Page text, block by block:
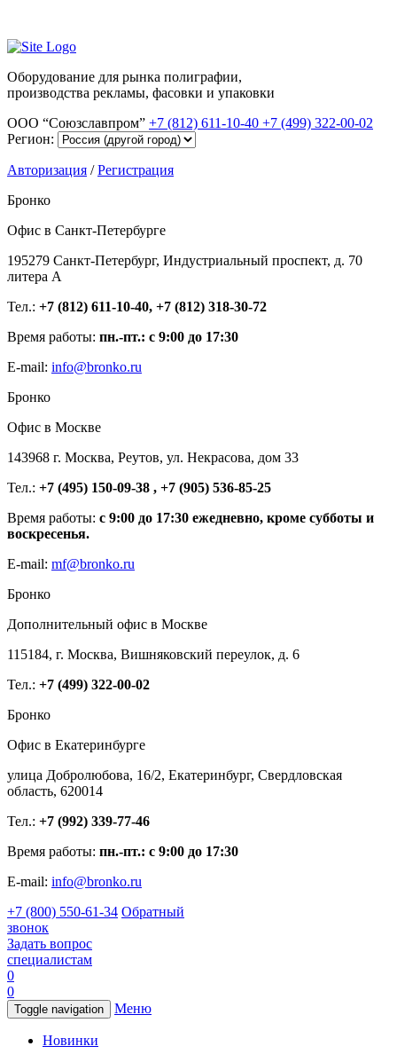
Оборудование для рынка полиграфии,
производства рекламы, фасовки и упаковки
ООО “Союзславпром” +7 (812) 611-10-40 +7 (499) 322-00-02
Регион:
Авторизация /Регистрация
Бронко
Офис в Санкт-Петербурге
195279 Санкт-Петербург, Индустриальный проспект, д. 70
литера А
Тел.: +7 (812) 611-10-40, +7 (812) 318-30-72
Время работы: пн.-пт.: с 9:00 до 17:30
E-mail: info@bronko.ru
Бронко
Офис в Москве
143968 г. Москва, Реутов, ул. Некрасова, дом 33
Тел.: +7 (495) 150-09-38 , +7 (905) 536-85-25
Время работы: с 9:00 до 17:30 ежедневно, кроме субботы и
воскресенья.
E-mail: mf@bronko.ru
Бронко
Дополнительный офис в Москве
115184, г. Москва, Вишняковский переулок, д. 6
Тел.: +7 (499) 322-00-02
Бронко
Офис в Екатеринбурге
улица Добролюбова, 16/2, Екатеринбург, Свердловская
область, 620014
Тел.: +7 (992) 339-77-46
Время работы: пн.-пт.: с 9:00 до 17:30
E-mail: info@bronko.ru
+7 (800) 550-61-34 Обратный
звонок
Задать вопрос
специалистам
0
0
Toggle navigation Меню
Новинки